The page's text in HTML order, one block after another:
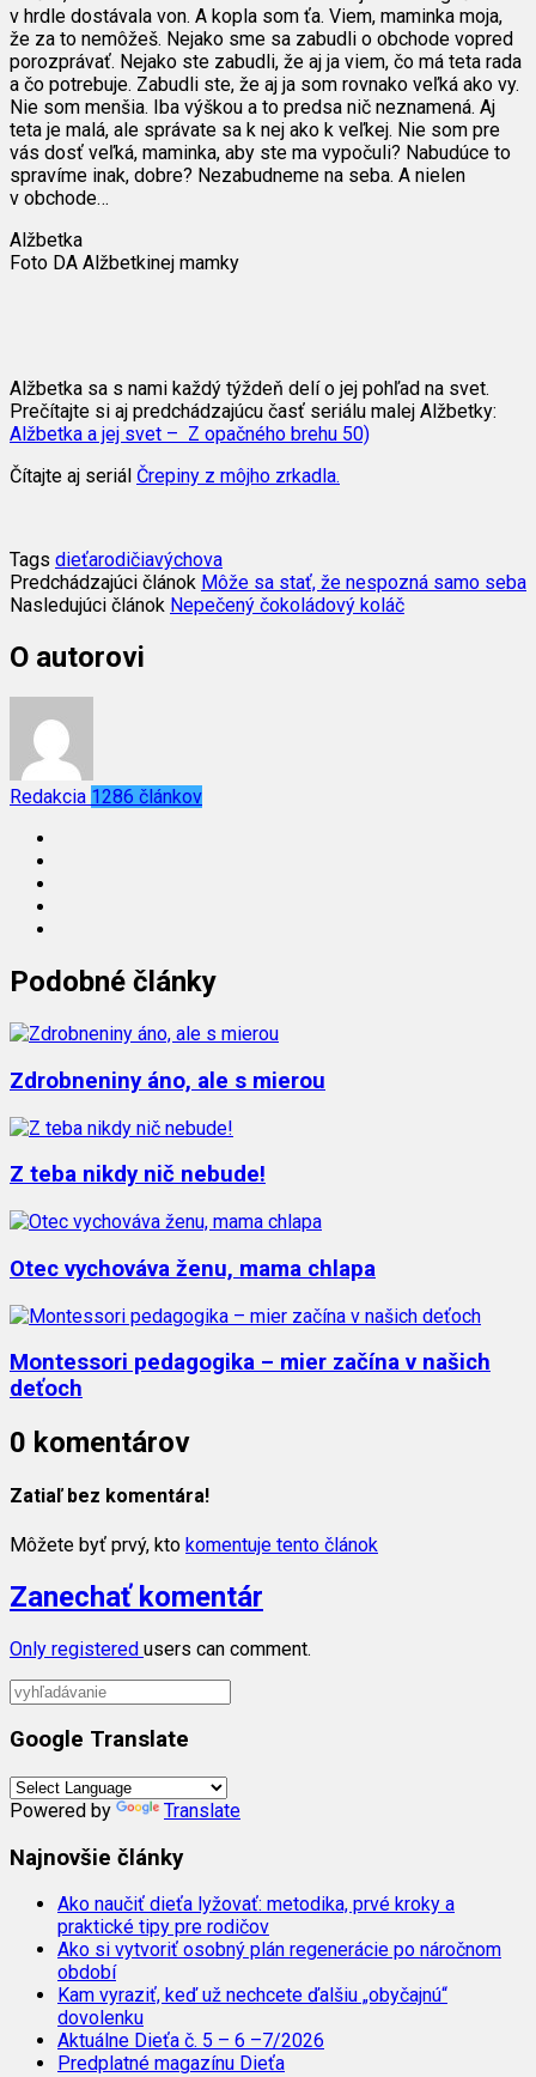
v hrdle dostávala von. A kopla som ťa. Viem, maminka moja,
že za to nemôžeš. Nejako sme sa zabudli o obchode vopred
porozprávať. Nejako ste zabudli, že aj ja viem, čo má teta rada
a čo potrebuje. Zabudli ste, že aj ja som rovnako veľká ako vy.
Nie som menšia. Iba výškou a to predsa nič neznamená. Aj
teta je malá, ale správate sa k nej ako k veľkej. Nie som pre
vás dosť veľká, maminka, aby ste ma vypočuli? Nabudúce to
spravíme inak, dobre? Nezabudneme na seba. A nielen
v obchode…
Alžbetka
Foto DA Alžbetkinej mamky
Alžbetka sa s nami každý týždeň delí o jej pohľad na svet.
Prečítajte si aj predchádzajúcu časť seriálu malej Alžbetky:
Alžbetka a jej svet – Z opačného brehu 50)
Čítajte aj seriál Črepiny z môjho zrkadla.
Tags dieťarodičiavýchova
Predchádzajúci článok Môže sa stať, že nespozná samo seba
Nasledujúci článok Nepečený čokoládový koláč
O autorovi
Redakcia 1286 článkov
Podobné články
Zdrobneniny áno, ale s mierou
Z teba nikdy nič nebude!
Otec vychováva ženu, mama chlapa
Montessori pedagogika – mier začína v našich
deťoch
0 komentárov
Zatiaľ bez komentára!
Môžete byť prvý, kto komentuje tento článok
Zanechať komentár
Only registered users can comment.
Google Translate
Powered by Translate
Najnovšie články
Ako naučiť dieťa lyžovať: metodika, prvé kroky a
praktické tipy pre rodičov
Ako si vytvoriť osobný plán regenerácie po náročnom
období
Kam vyraziť, keď už nechcete ďalšiu „obyčajnú“
dovolenku
Aktuálne Dieťa č. 5 – 6 –7/2026
Predplatné magazínu Dieťa